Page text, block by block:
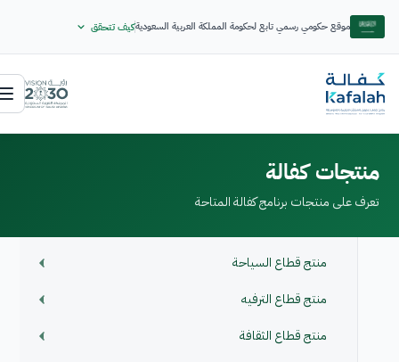
موقع حكومي رسمي تابع لحكومة المملكة العربية السعوديةكيف تتحقق
منتجات كفالة
تعرف على منتجات برنامج كفالة المتاحة
منتج قطاع السياحة
منتج قطاع الترفيه
منتج قطاع الثقافة